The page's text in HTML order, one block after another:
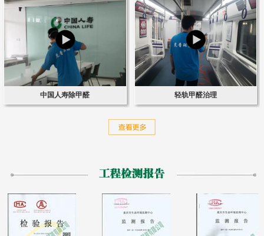
中国人寿除甲醛 轻轨甲醛治理